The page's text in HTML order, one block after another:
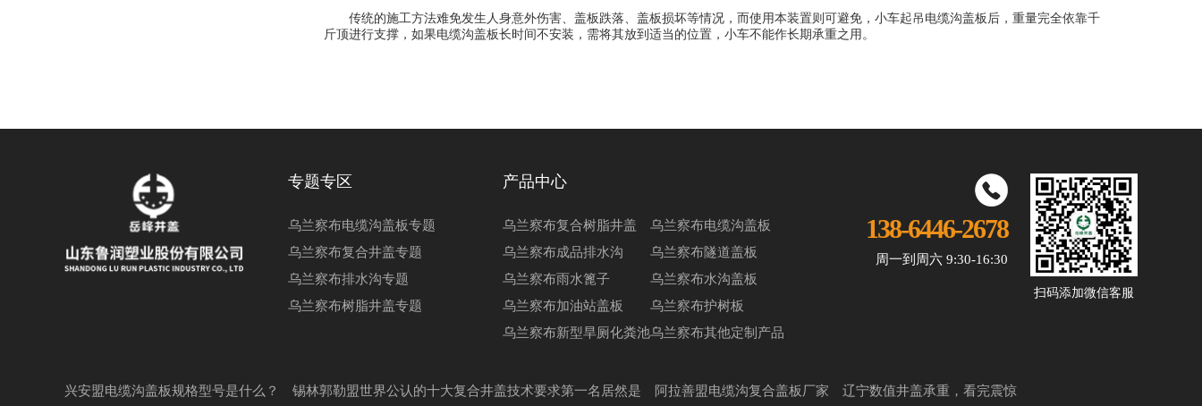
传统的施工方法难免发生人身意外伤害、盖板跌落、盖板损坏等情况，而使用本装置则可避免，小车起吊电缆沟盖板后，重量完全依靠千
斤顶进行支撑，如果电缆沟盖板长时间不安装，需将其放到适当的位置，小车不能作长期承重之用。
专题专区
乌兰察布电缆沟盖板专题
乌兰察布复合井盖专题
乌兰察布排水沟专题
乌兰察布树脂井盖专题
产品中心
乌兰察布复合树脂井盖
乌兰察布电缆沟盖板
乌兰察布成品排水沟
乌兰察布隧道盖板
乌兰察布雨水篦子
乌兰察布水沟盖板
乌兰察布加油站盖板
乌兰察布护树板
乌兰察布新型旱厕化粪池乌兰察布其他定制产品
138-6446-2678
周一到周六 9:30-16:30
扫码添加微信客服
兴安盟电缆沟盖板规格型号是什么？ 锡林郭勒盟世界公认的十大复合井盖技术要求第一名居然是 阿拉善盟电缆沟复合盖板厂家 辽宁数值井盖承重，看完震惊